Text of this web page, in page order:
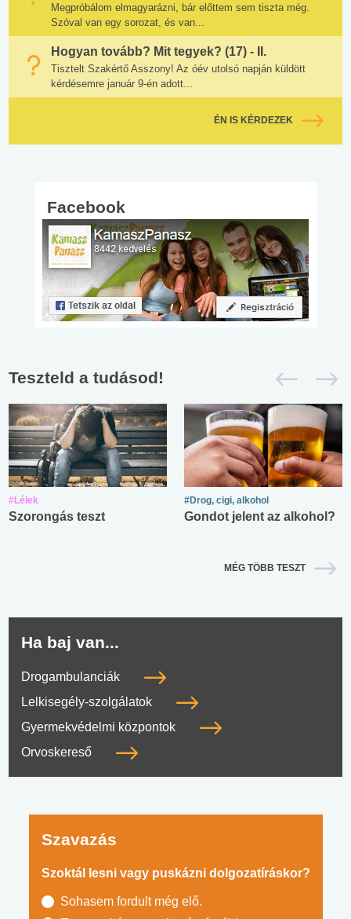
Megpróbálom elmagyarázni, bár előttem sem tiszta még.
Szóval van egy sorozat, és van...
Hogyan tovább? Mit tegyek? (17) - II.
Tisztelt Szakértő Asszony! Az óév utolsó napján küldött
kérdésemre január 9-én adott...
ÉN IS KÉRDEZEK
Facebook
Teszteld a tudásod!
#Lélek
Szorongás teszt
#Drog, cigi, alkohol
Gondot jelent az alkohol?
MÉG TÖBB TESZT
Ha baj van...
Drogambulanciák
Lelkisegély-szolgálatok
Gyermekvédelmi központok
Orvoskereső
Szavazás
Szoktál lesni vagy puskázni dolgozatíráskor?
Sohasem fordult még elő.